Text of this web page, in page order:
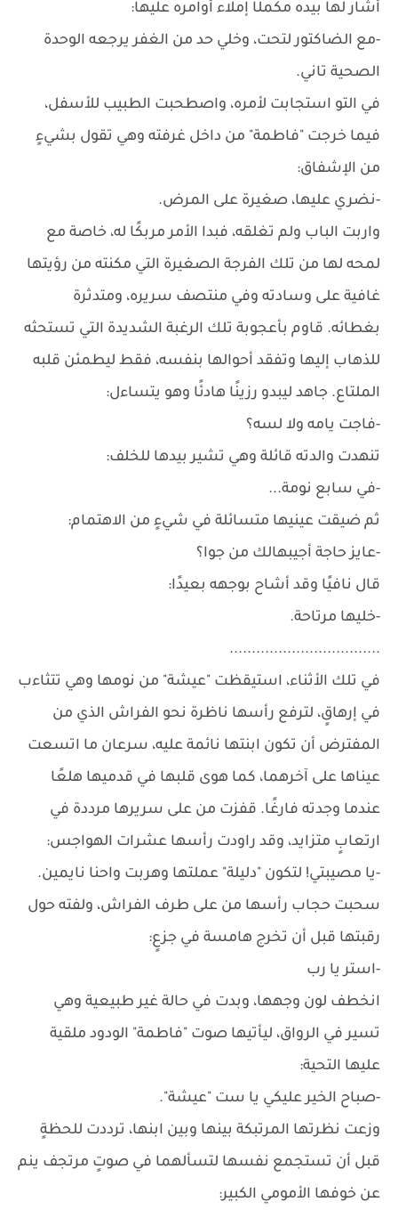
أشار لها بيده مكملًا إملاء أوامره عليها:
-مع الضاكتور لتحت، وخلي حد من الغفر يرجعه الوحدة
الصحية تاني.
في التو استجابت لأمره، واصطحبت الطبيب للأسفل،
فيما خرجت "فاطمة" من داخل غرفته وهي تقول بشيءٍ
من الإشفاق:
-نضري عليها، صغيرة على المرض.
واربت الباب ولم تغلقه، فبدا الأمر مربكًا له، خاصة مع
لمحه لها من تلك الفرجة الصغيرة التي مكنته من رؤيتها
غافية على وسادته وفي منتصف سريره، ومتدثرة
بغطائه. قاوم بأعجوبة تلك الرغبة الشديدة التي تستحثه
للذهاب إليها وتفقد أحوالها بنفسه، فقط ليطمئن قلبه
الملتاع. جاهد ليبدو رزينًا هادئًا وهو يتساءل:
-فاجت يامه ولا لسه؟
تنهدت والدته قائلة وهي تشير بيدها للخلف:
-في سابع نومة...
ثم ضيقت عينيها متسائلة في شيءٍ من الاهتمام:
-عايز حاجة أجيبهالك من جوا؟
قال نافيًا وقد أشاح بوجهه بعيدًا:
-خليها مرتاحة.
..................................
في تلك الأثناء، استيقظت "عيشة" من نومها وهي تتثاءب
في إرهاقٍ، لترفع رأسها ناظرة نحو الفراش الذي من
المفترض أن تكون ابنتها نائمة عليه، سرعان ما اتسعت
عيناها على آخرهما، كما هوى قلبها في قدميها هلعًا
عندما وجدته فارغًا. قفزت من على سريرها مرددة في
ارتعابٍ متزايد، وقد راودت رأسها عشرات الهواجس:
-يا مصيبتي! لتكون "دليلة" عملتها وهربت واحنا نايمين.
سحبت حجاب رأسها من على طرف الفراش، ولفته حول
رقبتها قبل أن تخرج هامسة في جزعٍ:
-استر يا رب
انخطف لون وجهها، وبدت في حالة غير طبيعية وهي
تسير في الرواق، ليأتيها صوت "فاطمة" الودود ملقية
عليها التحية:
-صباح الخير عليكي يا ست "عيشة".
وزعت نظرتها المرتبكة بينها وبين ابنها، ترددت للحظةٍ
قبل أن تستجمع نفسها لتسألهما في صوتٍ مرتجف ينم
عن خوفها الأمومي الكبير: